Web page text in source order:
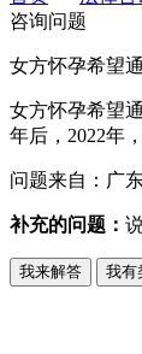
咨询问题
女方怀孕希望
女方怀孕希望
年后，2022年
问题来自： 广
补充的问题：
我来解答 我有